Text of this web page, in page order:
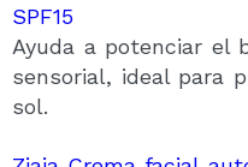
SPF15
Ayuda a potenciar el
sensorial, ideal para
sol.